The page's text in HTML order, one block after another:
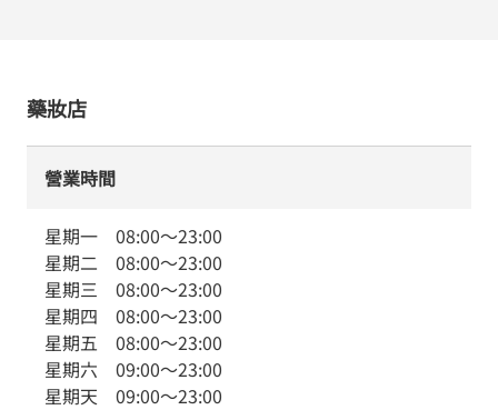
藥妝店
營業時間
星期一 08:00～23:00
星期二 08:00～23:00
星期三 08:00～23:00
星期四 08:00～23:00
星期五 08:00～23:00
星期六 09:00～23:00
星期天 09:00～23:00